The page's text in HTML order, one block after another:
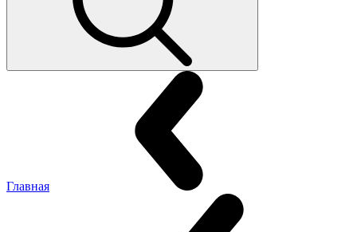
Главная